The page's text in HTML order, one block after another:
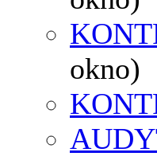
okno)